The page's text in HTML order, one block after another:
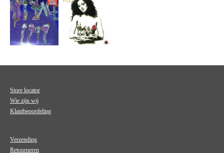
Store locator
Wie zijn wij
Klantbeoordeling
Verzending
Retourneren